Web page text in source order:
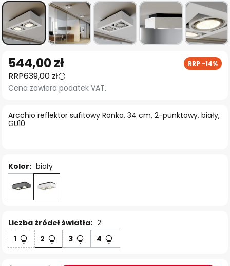
na
początek
galerii
Arcchio reflektor sufitowy Ronka, 34 cm, 2-punktowy, biały,
GU10
544,00 zł RRP -14%
RRP639,00 zł
Cena zawiera podatek VAT.
Kolor: biały
Liczba źródeł światła: 2
1
2 3 4